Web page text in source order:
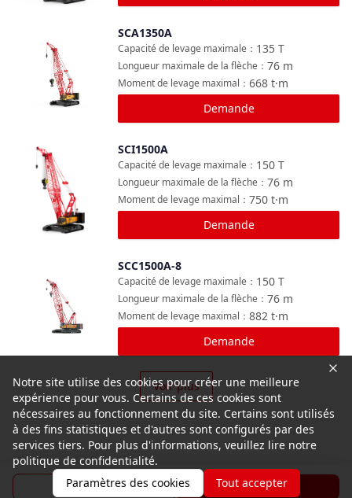
SCA1350A
135 T
Capacité de levage maximale ：
76 m
Longueur maximale de la flèche ：
668 t·m
Moment de levage maximal ：
Demande
Comparer
SCI1500A
150 T
Capacité de levage maximale ：
76 m
Longueur maximale de la flèche ：
750 t·m
Moment de levage maximal ：
Demande
SCC1500A-8
150 T
Capacité de levage maximale ：
76 m
Longueur maximale de la flèche ：
882 t·m
Moment de levage maximal ：
Demande
Voir plus
Brochure Demande
Notre site utilise des cookies pour créer une meilleure
expérience pour vous. Certains de ces cookies sont
nécessaires au fonctionnement du site. Certains sont utilisés
à des fins statistiques et d'autres sont configurés par des
services tiers. Pour plus d'informations, veuillez lire notre
politique de confidentialité.
Paramètres des cookies
Tout accepter